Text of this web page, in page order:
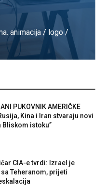
animacija / logo /
PUKOVNIK AMERIČKE
Kina i Iran stvaraju novi
Bliskom istoku”
CIA-e tvrdi: Izrael je
Teheranom, prijeti